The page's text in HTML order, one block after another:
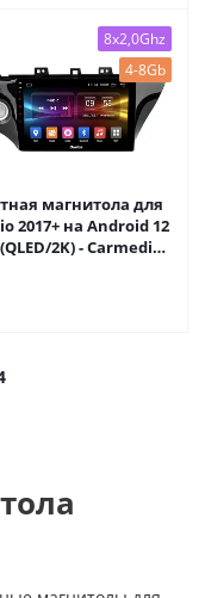
8x2,0Ghz
4-8Gb
магнитола для
2017+ на Android 12
2K) - Carmedia